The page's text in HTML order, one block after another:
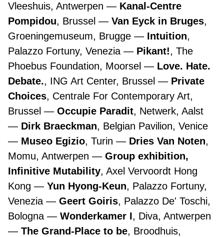
Vleeshuis, Antwerpen
Kanal-Centre
Pompidou, Brussel Van Eyck in Bruges,
Groeningemuseum, Brugge
Intuition,
Palazzo Fortuny, Venezia
Pikant!, The
Phoebus Foundation, Moorsel
Love. Hate.
Debate., ING Art Center, Brussel
Private
Choices, Centrale For Contemporary Art,
Brussel
Occupie Paradit, Netwerk, Aalst
Dirk Braeckman, Belgian Pavilion, Venice
Museo Egizio, Turin Dries Van Noten,
Momu, Antwerpen
Group exhibition,
Infinitive Mutability, Axel Vervoordt Hong
Kong
Yun Hyong-Keun, Palazzo Fortuny,
Venezia
Geert Goiris, Palazzo De' Toschi,
Bologna
Wonderkamer I, Diva, Antwerpen
The Grand-Place to be, Broodhuis,